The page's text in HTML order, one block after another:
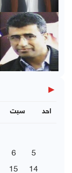
◀
سبت احد
5
6
14
15